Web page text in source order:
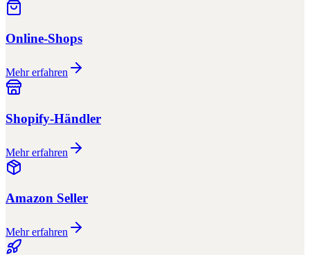
Online-Shops
Mehr erfahren
Shopify-Händler
Mehr erfahren
Amazon Seller
Mehr erfahren